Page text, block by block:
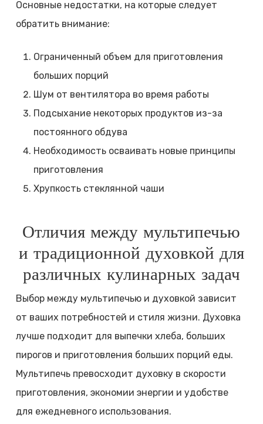
Основные недостатки, на которые следует
обратить внимание:
Ограниченный объем для приготовления
больших порций
Шум от вентилятора во время работы
Подсыхание некоторых продуктов из-за
постоянного обдува
Необходимость осваивать новые принципы
приготовления
Хрупкость стеклянной чаши
Отличия между мультипечью
и традиционной духовкой для
различных кулинарных задач
Выбор между мультипечью и духовкой зависит
от ваших потребностей и стиля жизни. Духовка
лучше подходит для выпечки хлеба, больших
пирогов и приготовления больших порций еды.
Мультипечь превосходит духовку в скорости
приготовления, экономии энергии и удобстве
для ежедневного использования.